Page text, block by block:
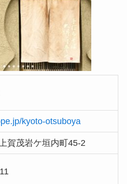
kyoto-otsuboya
賀茂岩ケ垣内町45-2